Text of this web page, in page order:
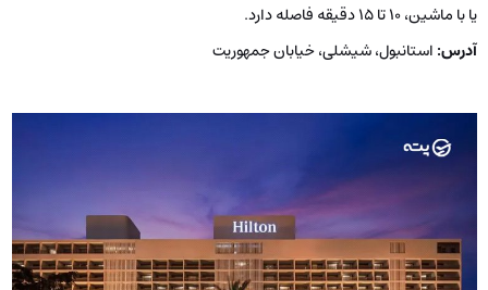
یا با ماشین، 10 تا 15 دقیقه فاصله دارد.
آدرس: استانبول، شیشلی، خیابان جمهوریت